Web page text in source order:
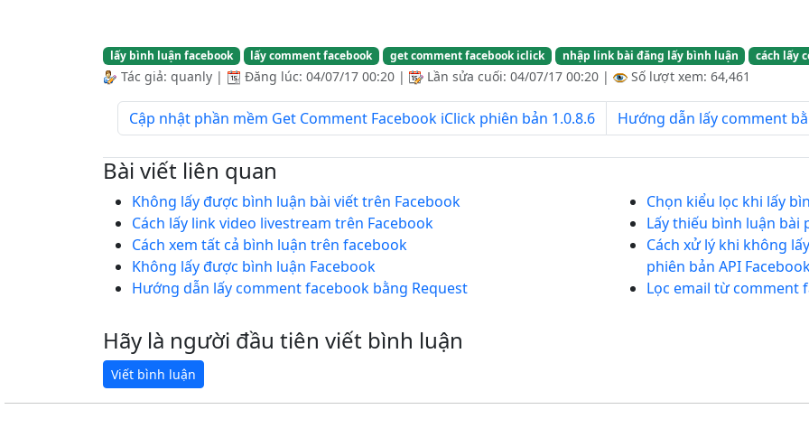
lấy bình luận facebook lấy comment facebook get comment facebook iclick nhập link bài đăng lấy bình luận cách lấy
Tác giả: quanly | Đăng lúc: 04/07/17 00:20 | Lần sửa cuối: 04/07/17 00:20 | Số lượt xem: 64,461
Cập nhật phần mềm Get Comment Facebook iClick phiên bản 1.0.8.6 Hướng dẫn lấy comment
Bài viết liên quan
Không lấy được bình luận bài viết trên Facebook
Cách lấy link video livestream trên Facebook
Cách xem tất cả bình luận trên facebook
Không lấy được bình luận Facebook
Hướng dẫn lấy comment facebook bằng Request
Chọn kiểu lọc khi lấy
Lấy thiếu bình luận bài
Cách xử lý khi không
phiên bản API
Lọc email từ comment
Hãy là người đầu tiên viết bình luận